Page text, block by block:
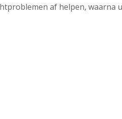
af helpen, waarna